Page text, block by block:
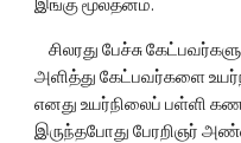
இங்கு மூலதனம்.
    சிலரது பேச்சு கேட்பவர்களுக்கு உற்சாகத்தையும் ஊக்கத்தையும்
அளித்து கேட்பவர்களை
எனது உயர்நிலைப் பள்ளி
இருந்தபோது பேரறிஞர்